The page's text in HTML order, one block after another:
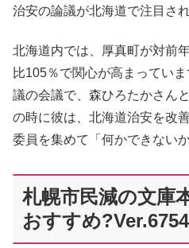
治安の論議が北海道で注目さ
北海道内では、厚真町が対前
比105％で関心が高まってい
議の会議で、森ひろたかさん
の時に彼は、北海道治安を改
委員を集めて「何かできない
札幌市民減の文庫
おすすめ?Ver.6754